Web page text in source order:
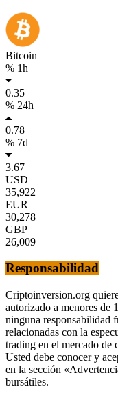
Bitcoin
% 1h
0.35
% 24h
0.78
% 7d
3.67
USD
35,922
EUR
30,278
GBP
26,009
Responsabilidad
Criptoinversion.org
autorizado a menores de
ninguna responsabilidad
relacionadas con la
trading en el mercado de
Usted debe conocer y
en la sección
bursátiles.